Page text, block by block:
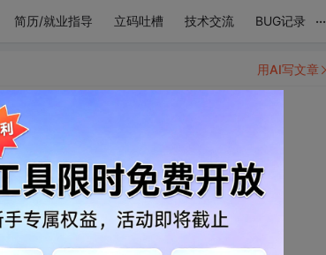
简历/就业指导 立码吐槽 技术交流 BUG记录 ...
炸的脸蛋！
用AI写文章